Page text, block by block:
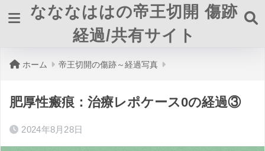
なななははの帝王切開 傷跡
経過/共有サイト
ホーム 帝王切開の傷跡～経過写真
肥厚性瘢痕：治療レポケース0の経過③
2024年8月28日